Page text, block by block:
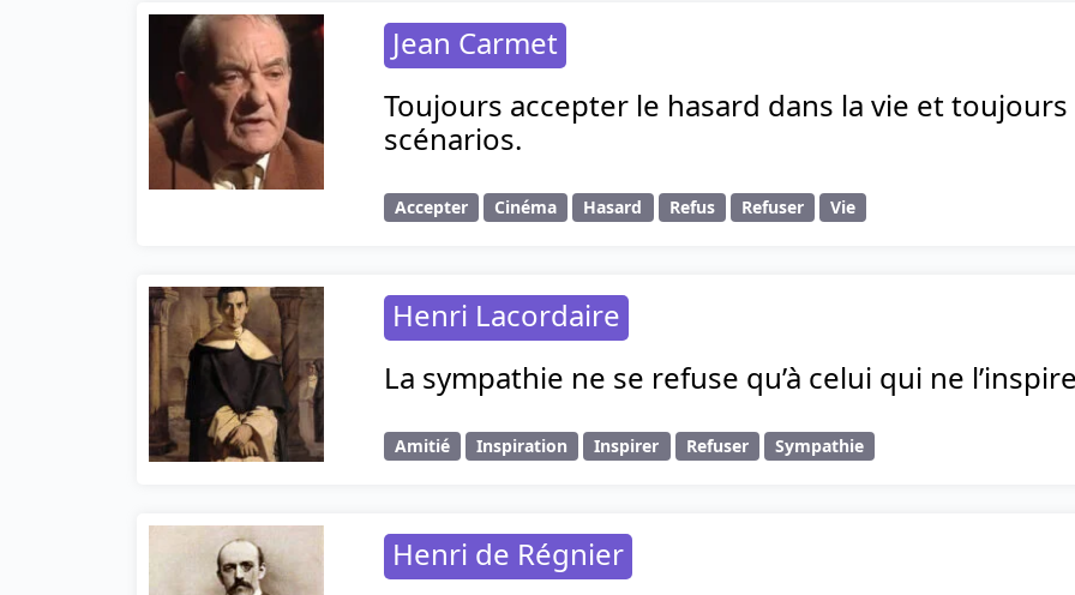
Jean Carmet
Toujours accepter le hasard dans la vie et
scénarios.
Accepter Cinéma Hasard Refus Refuser Vie
Henri Lacordaire
La sympathie ne se refuse qu’à celui qui ne
Amitié Inspiration Inspirer Refuser Sympathie
Henri de Régnier